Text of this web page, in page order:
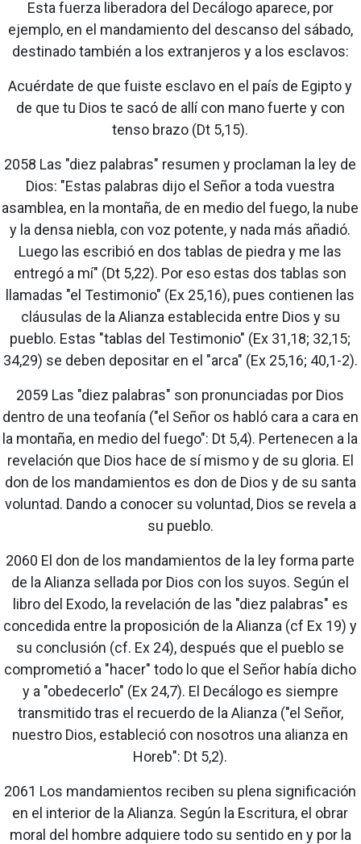
Esta fuerza liberadora del Decálogo aparece, por
ejemplo, en el mandamiento del descanso del sábado,
destinado también a los extranjeros y a los esclavos:
Acuérdate de que fuiste esclavo en el país de Egipto y
de que tu Dios te sacó de allí con mano fuerte y con
tenso brazo (Dt 5,15).
2058 Las "diez palabras" resumen y proclaman la ley de
Dios: "Estas palabras dijo el Señor a toda vuestra
asamblea, en la montaña, de en medio del fuego, la nube
y la densa niebla, con voz potente, y nada más añadió.
Luego las escribió en dos tablas de piedra y me las
entregó a mí" (Dt 5,22). Por eso estas dos tablas son
llamadas "el Testimonio" (Ex 25,16), pues contienen las
cláusulas de la Alianza establecida entre Dios y su
pueblo. Estas "tablas del Testimonio" (Ex 31,18; 32,15;
34,29) se deben depositar en el "arca" (Ex 25,16; 40,1-2).
2059 Las "diez palabras" son pronunciadas por Dios
dentro de una teofanía ("el Señor os habló cara a cara en
la montaña, en medio del fuego": Dt 5,4). Pertenecen a la
revelación que Dios hace de sí mismo y de su gloria. El
don de los mandamientos es don de Dios y de su santa
voluntad. Dando a conocer su voluntad, Dios se revela a
su pueblo.
2060 El don de los mandamientos de la ley forma parte
de la Alianza sellada por Dios con los suyos. Según el
libro del Exodo, la revelación de las "diez palabras" es
concedida entre la proposición de la Alianza (cf Ex 19) y
su conclusión (cf. Ex 24), después que el pueblo se
comprometió a "hacer" todo lo que el Señor había dicho
y a "obedecerlo" (Ex 24,7). El Decálogo es siempre
transmitido tras el recuerdo de la Alianza ("el Señor,
nuestro Dios, estableció con nosotros una alianza en
Horeb": Dt 5,2).
2061 Los mandamientos reciben su plena significación
en el interior de la Alianza. Según la Escritura, el obrar
moral del hombre adquiere todo su sentido en y por la